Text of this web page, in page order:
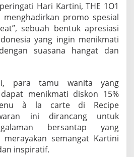
Hari Kartini, THE 1O1
menghadirkan promo spesial
sebuah bentuk apresiasi
yang ingin menikmati
suasana hangat dan
para tamu wanita yang
menikmati diskon 15%
à la carte di Recipe
ini dirancang untuk
bersantap yang
merayakan semangat Kartini
inspiratif.